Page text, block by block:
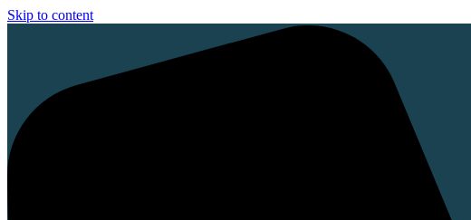
Skip to content